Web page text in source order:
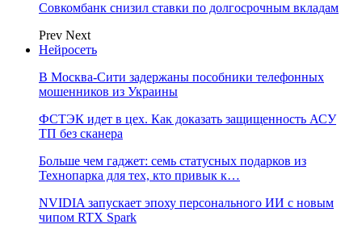
Совкомбанк снизил ставки по долгосрочным вкладам
Prev Next
Нейросеть
В Москва-Сити задержаны пособники телефонных
мошенников из Украины
ФСТЭК идет в цех. Как доказать защищенность АСУ
ТП без сканера
Больше чем гаджет: семь статусных подарков из
Технопарка для тех, кто привык к…
NVIDIA запускает эпоху персонального ИИ с новым
чипом RTX Spark